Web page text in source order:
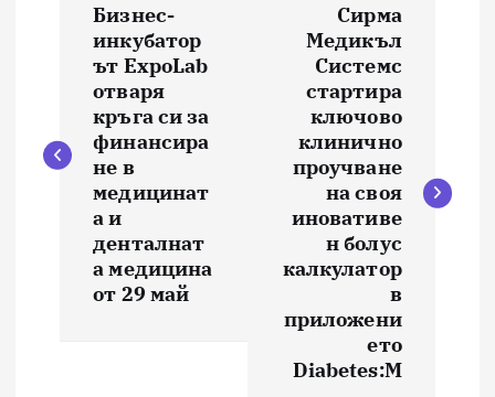
и
Бизнес-
инкубатор
ът ExpoLab
отваря
кръга си за
финансира
не в
медицинат
а и
денталнат
а медицина
от 29 май
Сирма
Медикъл
Системс
стартира
ключово
клинично
проучване
на своя
иновативе
н болус
калкулатор
в
приложени
ето
Diabetes:M